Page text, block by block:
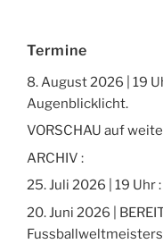
Termine
8. August 2026 | 19
Augenblicklicht.
VORSCHAU auf
ARCHIV :
25. Juli 2026 | 19 Uhr
20. Juni 2026 |